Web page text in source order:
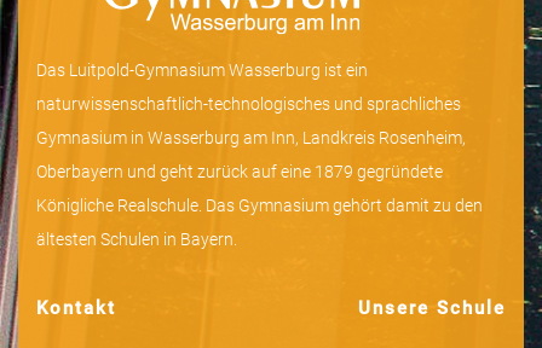
Das Luitpold-Gymnasium Wasserburg ist ein
naturwissenschaftlich-technologisches und sprachliches
Gymnasium in Wasserburg am Inn, Landkreis Rosenheim,
Oberbayern und geht zurück auf eine 1879 gegründete
Königliche Realschule. Das Gymnasium gehört damit zu den
ältesten Schulen in Bayern.
Kontakt Unsere Schule